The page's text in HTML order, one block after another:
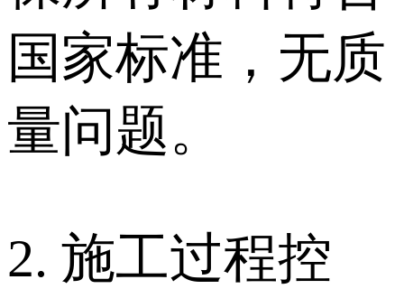
国家标准，无质
量问题。
2. 施工过程控